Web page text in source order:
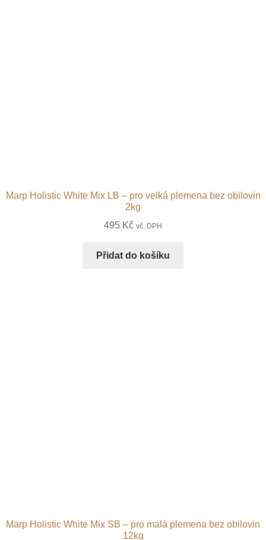
Marp Holistic White Mix LB – pro velká plemena bez obilovin
2kg
495 Kč vč. DPH
Přidat do košíku
Marp Holistic White Mix SB – pro malá plemena bez obilovin
12kg